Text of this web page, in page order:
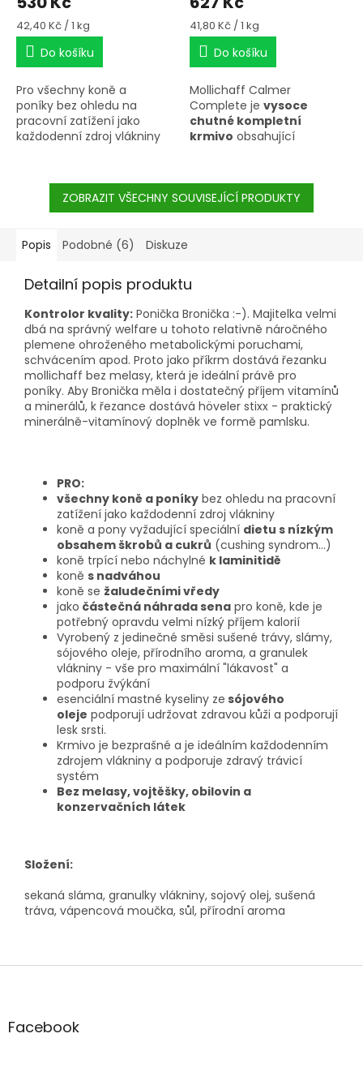
Měrná
cena:
42,40 Kč / 1 kg
Do košíku
Pro všechny koně a
poníky bez ohledu na
pracovní zatížení jako
každodenní zdroj vlákniny
Měrná
cena:
41,80 Kč / 1 kg
Do košíku
Mollichaff Calmer
Complete je vysoce
chutné kompletní
krmivo obsahující
ovesné slámy, sušené
trávy, bylinek, sójového
oleje, vitamínů, minerálů,
ZOBRAZIT VŠECHNY SOUVISEJÍCÍ PRODUKTY
Popis Podobné (6) Diskuze
Detailní popis produktu
Kontrolor kvality: Ponička Bronička :-). Majitelka velmi
dbá na správný welfare u tohoto relativně náročného
plemene ohroženého metabolickými poruchami,
schvácením apod. Proto jako příkrm dostává řezanku
mollichaff bez melasy, která je ideální právě pro
poníky. Aby Bronička měla i dostatečný příjem vitamínů
a minerálů, k řezance dostává höveler stixx - praktický
minerálně-vitamínový doplněk ve formě pamlsku.
PRO:
všechny koně a poníky bez ohledu na pracovní
zatížení jako každodenní zdroj vlákniny
koně a pony vyžadující speciální dietu s nízkým
obsahem škrobů a cukrů (cushing syndrom...)
koně trpící nebo náchylné k laminitidě
koně s nadváhou
koně se žaludečními vředy
jako částečná náhrada sena pro koně, kde je
potřebný opravdu velmi nízký příjem kalorií
Vyrobený z jedinečné směsi sušené trávy, slámy,
sójového oleje, přírodního aroma, a granulek
vlákniny - vše pro maximální "lákavost" a
podporu žvýkání
esenciální mastné kyseliny ze sójového
oleje podporují udržovat zdravou kůži a podporují
lesk srsti.
Krmivo je bezprašné a je ideálním každodenním
zdrojem vlákniny a podporuje zdravý trávicí
systém
Bez melasy, vojtěšky, obilovin a
konzervačních látek
Složení:
sekaná sláma, granulky vlákniny, sojový olej, sušená
tráva, vápencová moučka, sůl, přírodní aroma
Z
aFacebook